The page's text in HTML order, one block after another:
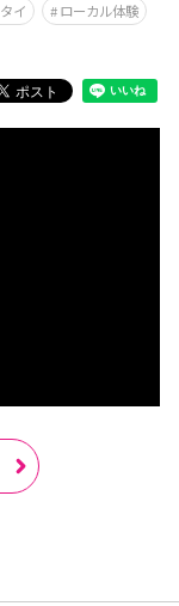
イ
ローカル体験